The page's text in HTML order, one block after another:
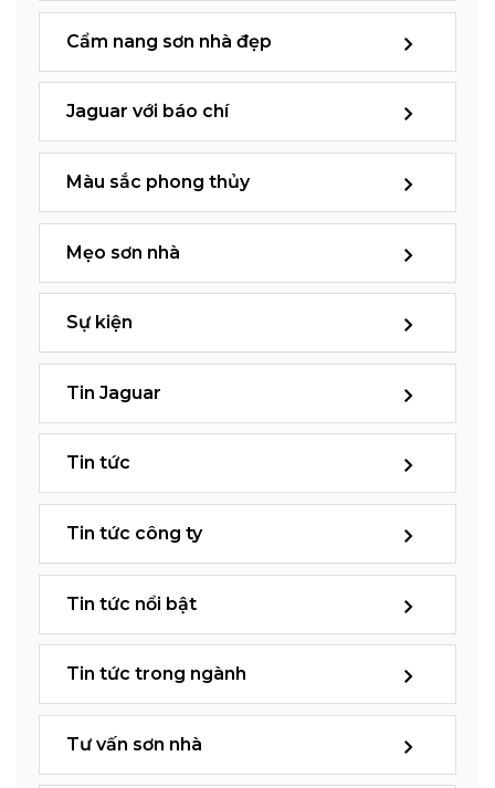
Cẩm nang sơn nhà đẹp
Jaguar với báo chí
Màu sắc phong thủy
Mẹo sơn nhà
Sự kiện
Tin Jaguar
Tin tức
Tin tức công ty
Tin tức nổi bật
Tin tức trong ngành
Tư vấn sơn nhà